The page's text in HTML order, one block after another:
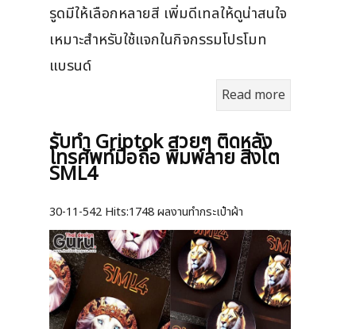
รูดมีให้เลือกหลายสี เพิ่มดีเทลให้ดูน่าสนใจ
เหมาะสำหรับใช้แจกในกิจกรรมโปรโมท
แบรนด์
Read more
รับทำ Griptok สวยๆ ติดหลัง
โทรศัพท์มือถือ พิมพ์ลาย สิงโต
SML4
30-11-542 Hits:1748 ผลงานทำกระเป๋าผ้า